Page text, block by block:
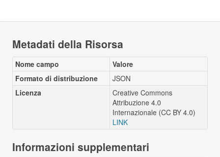
Metadati della Risorsa
Nome campo
Valore
Formato di distribuzione
JSON
Licenza
Creative Commons
Attribuzione 4.0
Internazionale (CC BY 4.0)
LINK
Informazioni supplementari